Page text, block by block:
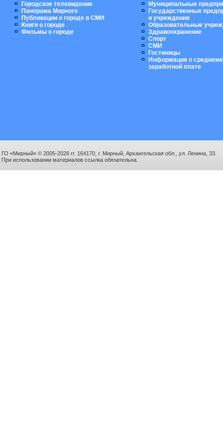
Городское телевидение
Панорама Мирного
Публикации о городе в СМИ
Книги о городе
Фильмы о городе
Муниципальные
Государственные
и учреждения
Образовательные
Здравоохранение
Спорт
СМИ
Гостиницы
Информация о
заработной плате
ГО «Мирный» © 2005-2026 гг. 164170, г. Мирный, Архангельская обл., ул. Ленина, 33.
При использовании материалов ссылка обязательна.